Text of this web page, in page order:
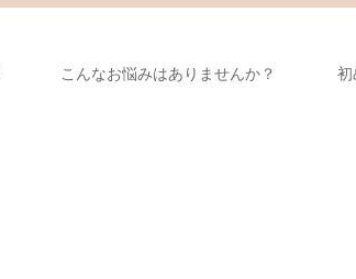
こんなお悩みはありませんか？